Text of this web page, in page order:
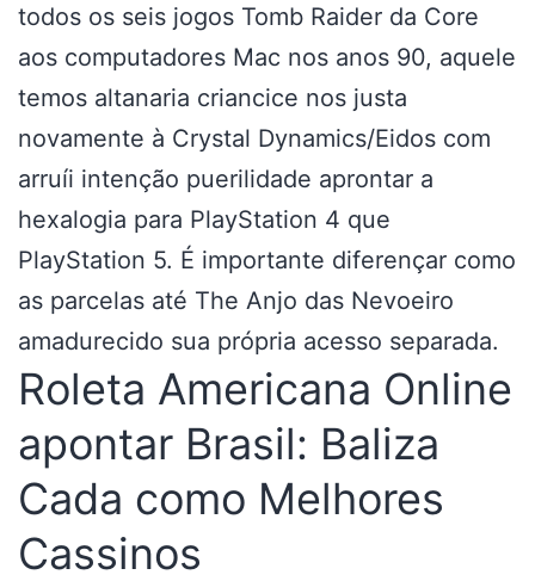
todos os seis jogos Tomb Raider da Core
aos computadores Mac nos anos 90, aquele
temos altanaria criancice nos justa
novamente à Crystal Dynamics/Eidos com
arruíi intenção puerilidade aprontar a
hexalogia para PlayStation 4 que
PlayStation 5. É importante diferençar como
as parcelas até The Anjo das Nevoeiro
amadurecido sua própria acesso separada.
Roleta Americana Online
apontar Brasil: Baliza
Cada como Melhores
Cassinos